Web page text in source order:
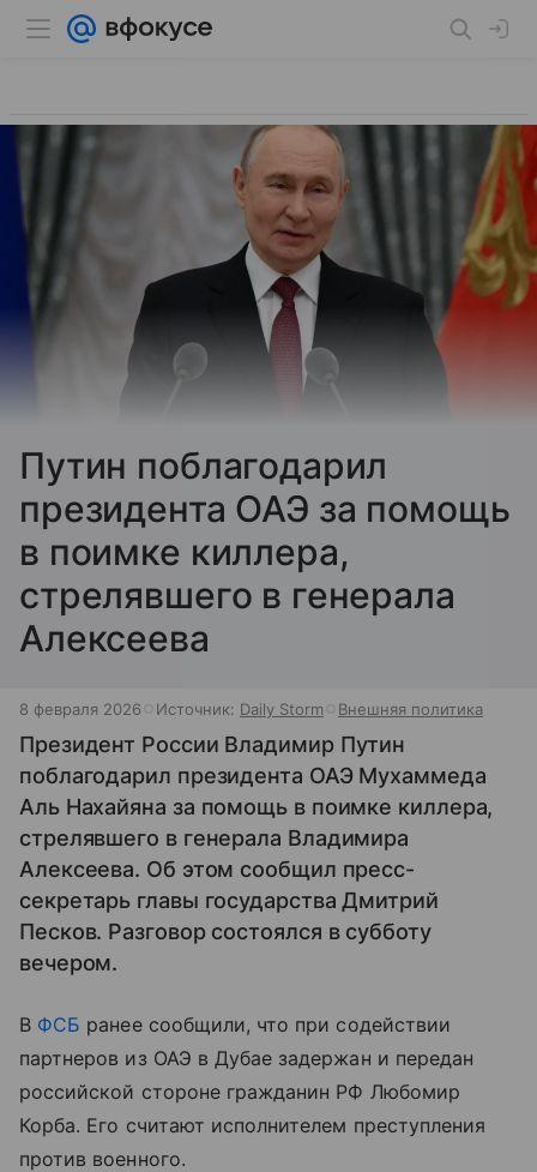
Путин поблагодарил
президента ОАЭ за помощь
в поимке киллера,
стрелявшего в генерала
Алексеева
8 февраля 2026 Источник: Daily Storm Внешняя политика
Президент России Владимир Путин
поблагодарил президента ОАЭ Мухаммеда
Аль Нахайяна за помощь в поимке киллера,
стрелявшего в генерала Владимира
Алексеева. Об этом сообщил пресс-
секретарь главы государства Дмитрий
Песков. Разговор состоялся в субботу
вечером.
В ФСБ ранее сообщили, что при содействии
партнеров из ОАЭ в Дубае задержан и передан
российской стороне гражданин РФ Любомир
Корба. Его считают исполнителем преступления
против военного.